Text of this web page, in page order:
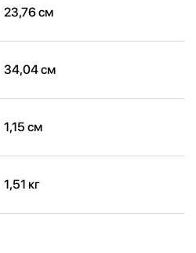
23,76 см
34,04 см
1,15 см
1,51 кг